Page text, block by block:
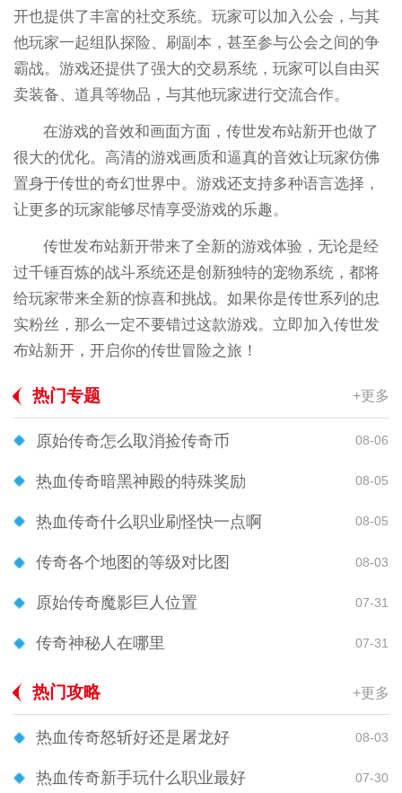
开也提供了丰富的社交系统。玩家可以加入公会，与其
他玩家一起组队探险、刷副本，甚至参与公会之间的争
霸战。游戏还提供了强大的交易系统，玩家可以自由买
卖装备、道具等物品，与其他玩家进行交流合作。
在游戏的音效和画面方面，传世发布站新开也做了
很大的优化。高清的游戏画质和逼真的音效让玩家仿佛
置身于传世的奇幻世界中。游戏还支持多种语言选择，
让更多的玩家能够尽情享受游戏的乐趣。
传世发布站新开带来了全新的游戏体验，无论是经
过千锤百炼的战斗系统还是创新独特的宠物系统，都将
给玩家带来全新的惊喜和挑战。如果你是传世系列的忠
实粉丝，那么一定不要错过这款游戏。立即加入传世发
布站新开，开启你的传世冒险之旅！
热门专题 +更多
原始传奇怎么取消捡传奇币 08-06
热血传奇暗黑神殿的特殊奖励 08-05
热血传奇什么职业刷怪快一点啊 08-05
传奇各个地图的等级对比图 08-03
原始传奇魔影巨人位置 07-31
传奇神秘人在哪里 07-31
热门攻略 +更多
热血传奇怒斩好还是屠龙好 08-03
热血传奇新手玩什么职业最好 07-30